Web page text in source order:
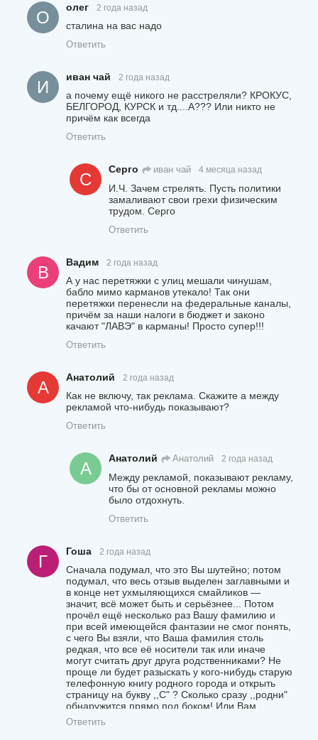
О
олег 2 года назад
сталина на вас надо
Ответить
И
иван чай 2 года назад
а почему ещё никого не расстреляли? КРОКУС,
БЕЛГОРОД, КУРСК и тд....А??? Или никто не
причём как всегда
Ответить
С
Серго иван чай 4 месяца назад
И.Ч. Зачем стрелять. Пусть политики
замаливают свои грехи физическим
трудом. Серго
Ответить
В
Вадим 2 года назад
А у нас перетяжки с улиц мешали чинушам,
бабло мимо карманов утекало! Так они
перетяжки перенесли на федеральные каналы,
причём за наши налоги в бюджет и законо
качают "ЛАВЭ" в карманы! Просто супер!!!
Ответить
А
Анатолий 2 года назад
Как не включу, так реклама. Скажите а между
рекламой что-нибудь показывают?
Ответить
А
Анатолий Анатолий 2 года назад
Между рекламой, показывают рекламу,
что бы от основной рекламы можно
было отдохнуть.
Ответить
Г
Гоша 2 года назад
Сначала подумал, что это Вы шутейно; потом
подумал, что весь отзыв выделен заглавными и
в конце нет ухмыляющихся смайликов —
значит, всё может быть и серьёзнее... Потом
прочёл ещё несколько раз Вашу фамилию и
при всей имеющейся фантазии не смог понять,
с чего Вы взяли, что Ваша фамилия столь
редкая, что все её носители так или иначе
могут считать друг друга родственниками? Не
проще ли будет разыскать у кого-нибудь старую
телефонную книгу родного города и открыть
страницу на букву ,,С" ? Сколько сразу ,,родни"
обнаружится прямо под боком! Или Вам
непременно хочется обзавестись таковой ещё и
в Финляндии? Тогда другое дело, однако
Ответить